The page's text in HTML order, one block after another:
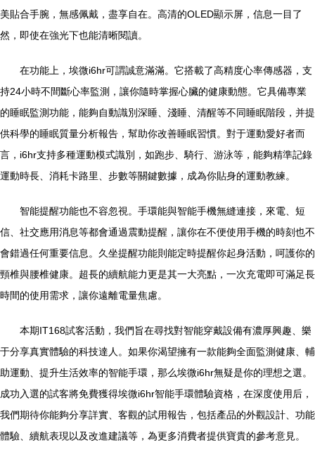
美貼合手腕，無感佩戴，盡享自在。高清的OLED顯示屏，信息一目了
然，即使在強光下也能清晰閱讀。
在功能上，埃微i6hr可謂誠意滿滿。它搭載了高精度心率傳感器，支
持24小時不間斷心率監測，讓你隨時掌握心臟的健康動態。它具備專業
的睡眠監測功能，能夠自動識別深睡、淺睡、清醒等不同睡眠階段，并提
供科學的睡眠質量分析報告，幫助你改善睡眠習慣。對于運動愛好者而
言，i6hr支持多種運動模式識別，如跑步、騎行、游泳等，能夠精準記錄
運動時長、消耗卡路里、步數等關鍵數據，成為你貼身的運動教練。
智能提醒功能也不容忽視。手環能與智能手機無縫連接，來電、短
信、社交應用消息等都會通過震動提醒，讓你在不便使用手機的時刻也不
會錯過任何重要信息。久坐提醒功能則能定時提醒你起身活動，呵護你的
頸椎與腰椎健康。超長的續航能力更是其一大亮點，一次充電即可滿足長
時間的使用需求，讓你遠離電量焦慮。
本期IT168試客活動，我們旨在尋找對智能穿戴設備有濃厚興趣、樂
于分享真實體驗的科技達人。如果你渴望擁有一款能夠全面監測健康、輔
助運動、提升生活效率的智能手環，那么埃微i6hr無疑是你的理想之選。
成功入選的試客將免費獲得埃微i6hr智能手環體驗資格，在深度使用后，
我們期待你能夠分享詳實、客觀的試用報告，包括產品的外觀設計、功能
體驗、續航表現以及改進建議等，為更多消費者提供寶貴的參考意見。